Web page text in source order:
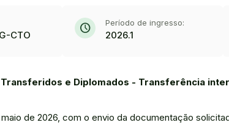
CTO schedule Período de ingresso:
2026.1
Transferidos e Diplomados - Transferência
maio de 2026, com o envio da documentação